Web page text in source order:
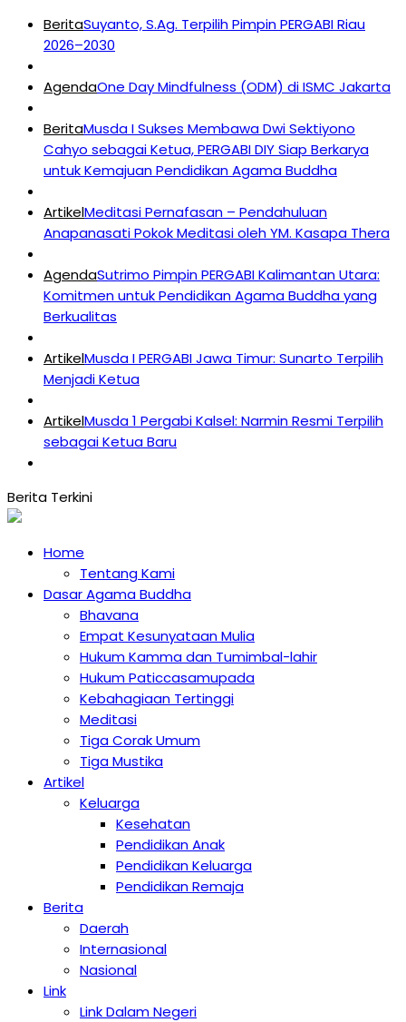
BeritaSuyanto, S.Ag. Terpilih Pimpin PERGABI Riau
2026–2030
AgendaOne Day Mindfulness (ODM) di ISMC Jakarta
BeritaMusda I Sukses Membawa Dwi Sektiyono
Cahyo sebagai Ketua, PERGABI DIY Siap Berkarya
untuk Kemajuan Pendidikan Agama Buddha
ArtikelMeditasi Pernafasan – Pendahuluan
Anapanasati Pokok Meditasi oleh YM. Kasapa Thera
AgendaSutrimo Pimpin PERGABI Kalimantan Utara:
Komitmen untuk Pendidikan Agama Buddha yang
Berkualitas
ArtikelMusda I PERGABI Jawa Timur: Sunarto Terpilih
Menjadi Ketua
ArtikelMusda 1 Pergabi Kalsel: Narmin Resmi Terpilih
sebagai Ketua Baru
Home
Tentang Kami
Dasar Agama Buddha
Bhavana
Empat Kesunyataan Mulia
Hukum Kamma dan Tumimbal-lahir
Hukum Paticcasamupada
Kebahagiaan Tertinggi
Meditasi
Tiga Corak Umum
Tiga Mustika
Artikel
Keluarga
Kesehatan
Pendidikan Anak
Pendidikan Keluarga
Pendidikan Remaja
Berita
Daerah
Internasional
Nasional
Link
Link Dalam Negeri